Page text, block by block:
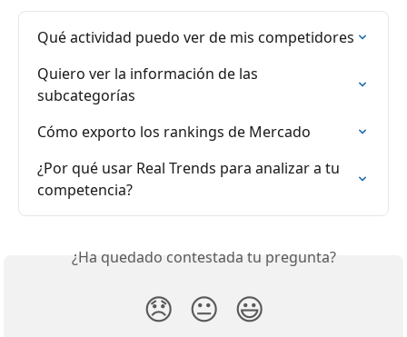
Qué actividad puedo ver de mis competidores
Quiero ver la información de las
subcategorías
Cómo exporto los rankings de Mercado
¿Por qué usar Real Trends para analizar a tu
competencia?
¿Ha quedado contestada tu pregunta?
😞 😐 😃